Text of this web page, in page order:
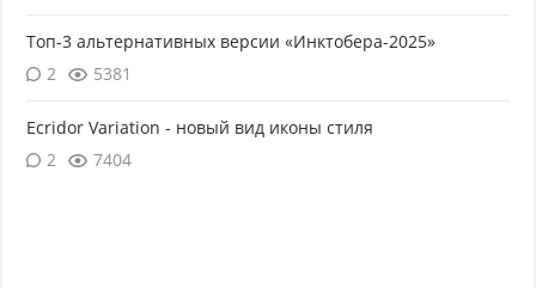
Топ-3 альтернативных версии «Инктобера-2025»
2
5381
Ecridor Variation - новый вид иконы стиля
2
7404